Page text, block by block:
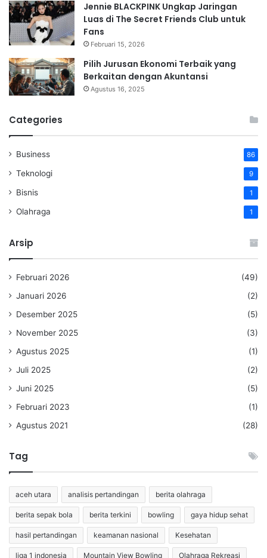
Jennie BLACKPINK Ungkap Jaringan
Luas di The Secret Friends Club untuk
Fans
Februari 15, 2026
Pilih Jurusan Ekonomi Terbaik yang
Berkaitan dengan Akuntansi
Agustus 16, 2025
Categories
Business 86
Teknologi 9
Bisnis 1
Olahraga 1
Arsip
Februari 2026
(49)
Januari 2026
(2)
Desember 2025
(5)
November 2025
(3)
Agustus 2025
(1)
Juli 2025
(2)
Juni 2025
(5)
Februari 2023
(1)
Agustus 2021
(28)
Tag
aceh utara analisis pertandingan berita olahraga
berita sepak bola berita terkini bowling gaya hidup sehat
hasil pertandingan keamanan nasional Kesehatan
liga 1 indonesia Mountain View Bowling Olahraga Rekreasi